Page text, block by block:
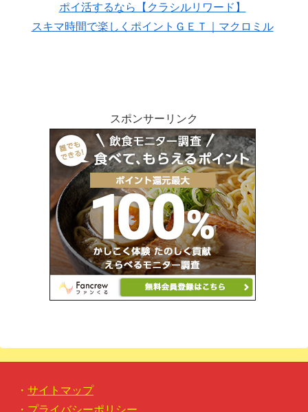
ポイ活するなら【クラシルリワード】
スキマ時間で楽しくポイントＧＥＴ｜マクロミル
スポンサーリンク
・ サイトマップ